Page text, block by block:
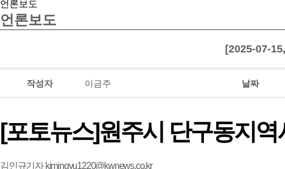
언론보도
언론보도
[2025-07-
작성자 이금주 날짜
[포토뉴스]원주시 단구동지
김인규기자 kimingyu1220@kwnews.co.kr